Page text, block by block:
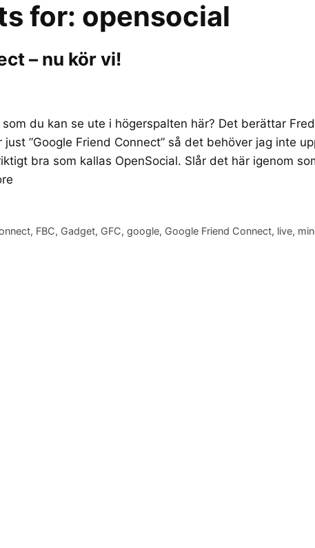
for: opensocial
– nu kör vi!
du kan se ute i högerspalten här? Det berättar
”Google Friend Connect” så det behöver jag inte
bra som kallas OpenSocial. Slår det här igenom
, FBC, Gadget, GFC,google, Google Friend Connect, live,